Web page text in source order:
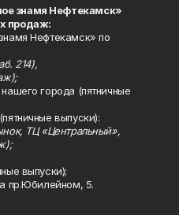
знамя Нефтекамск»
продаж:
Нефтекамск» по
214),
города (пятничные
выпуски):
ТЦ «Центральный»,
выпуски);
пр.Юбилейном, 5.